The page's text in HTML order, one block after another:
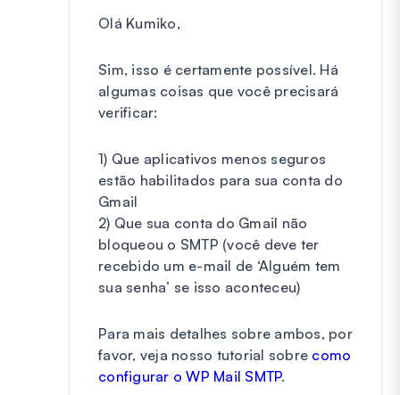
Olá Kumiko,
Sim, isso é certamente possível. Há
algumas coisas que você precisará
verificar:
1) Que aplicativos menos seguros
estão habilitados para sua conta do
Gmail
2) Que sua conta do Gmail não
bloqueou o SMTP (você deve ter
recebido um e-mail de ‘Alguém tem
sua senha’ se isso aconteceu)
Para mais detalhes sobre ambos, por
favor, veja nosso tutorial sobre como
configurar o WP Mail SMTP.